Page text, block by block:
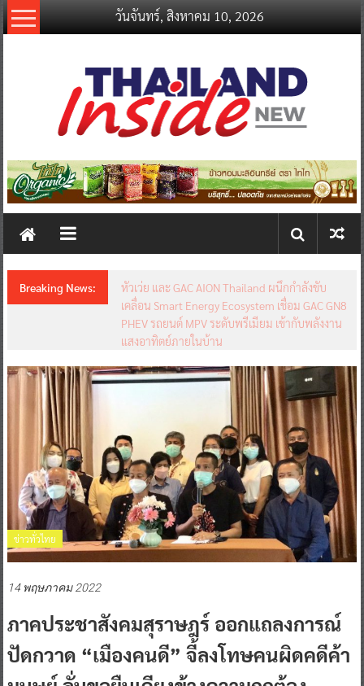
Skip
to
วันจันทร์, สิงหาคม 10, 2026
thailandinsidenew.com
Thailand
New
Breaking News:
หัวเว่ย และ GAC AION Thailand ผนึกกำลังขับ
เคลื่อน Smart Energy Ecosystem เชื่อม GAC GN8
PHEV รถยนต์ MPV ระดับพรีเมียม เข้ากับพลังงาน
แสงอาทิตย์ภายในบ้าน
ข่าวทั่วไทย
14 พฤษภาคม 2022
ภาคประชาสังคมสุราษฎร์ ออกแถลงการณ์
ปัดกวาด “เมืองคนดี” จี้ลงโทษคนผิดคดีค้า